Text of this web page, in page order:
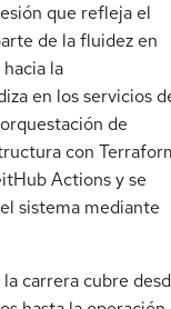
que refleja el
de la fluidez en
la
en los servicios
de
con
Actions y se
sistema mediante
carrera cubre